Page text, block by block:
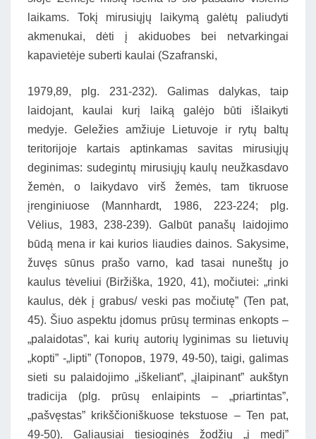
laikams. Tokį mirusiųjų laikymą galėtų paliudyti
akmenukai, dėti į akiduobes bei netvarkingai
kapavietėje suberti kaulai (Szafranski,
1979,89, plg. 231-232). Galimas dalykas, taip
laidojant, kaulai kurį laiką galėjo būti išlaikyti
medyje. Geležies amžiuje Lietuvoje ir rytų baltų
teritorijoje kartais aptinkamas savitas mirusiųjų
deginimas: sudegintų mirusiųjų kaulų neužkasdavo
žemėn, o laikydavo virš žemės, tam tikruose
įrenginiuose (Mannhardt, 1986, 223-224; plg.
Vėlius, 1983, 238-239). Galbūt panašų laidojimo
būdą mena ir kai kurios liaudies dainos. Sakysime,
žuvęs sūnus prašo varno, kad tasai nuneštų jo
kaulus tėveliui (Biržiška, 1920, 41), močiutei: „rinki
kaulus, dėk į grabus/ veski pas močiutę” (Ten pat,
45). Šiuo aspektu įdomus prūsų terminas enkopts –
„palaidotas”, kai kurių autorių lyginimas su lietuvių
„kopti” -„lipti” (Топоров, 1979, 49-50), taigi, galimas
sieti su palaidojimo „iškeliant”, „įlaipinant” aukštyn
tradicija (plg. prūsų enlaipints – „priartintas”,
„pašvęstas” krikščioniškuose tekstuose – Ten pat,
49-50). Galiausiai tiesioginės žodžių „į medį”